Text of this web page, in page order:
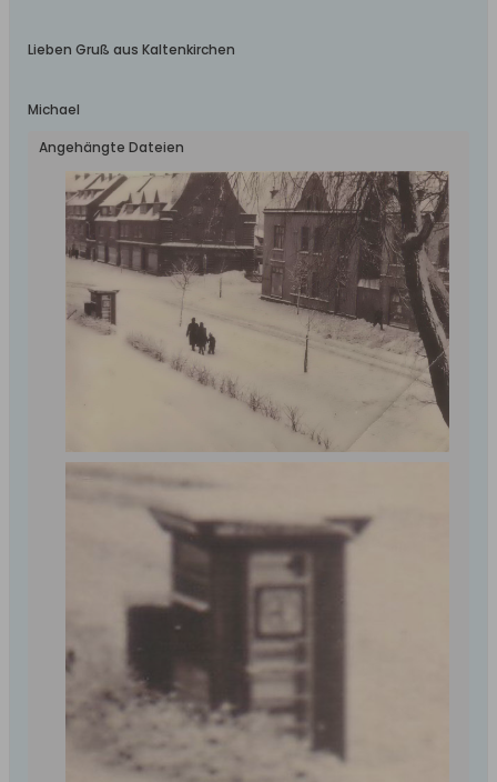
Lieben Gruß aus Kaltenkirchen
Michael
Angehängte Dateien